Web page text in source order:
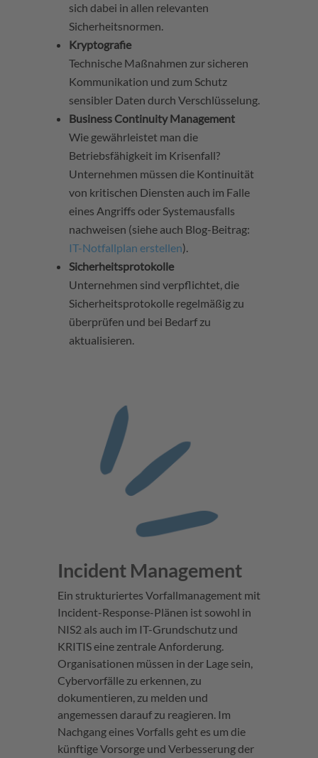
sich dabei in allen relevanten
Sicherheitsnormen.
Kryptografie
Technische Maßnahmen zur sicheren
Kommunikation und zum Schutz
sensibler Daten durch Verschlüsselung.
Business Continuity Management
Wie gewährleistet man die
Betriebsfähigkeit im Krisenfall?
Unternehmen müssen die Kontinuität
von kritischen Diensten auch im Falle
eines Angriffs oder Systemausfalls
nachweisen (siehe auch Blog-Beitrag:
IT-Notfallplan erstellen).
Sicherheitsprotokolle
Unternehmen sind verpflichtet, die
Sicherheitsprotokolle regelmäßig zu
überprüfen und bei Bedarf zu
aktualisieren.
Incident Management
Ein strukturiertes Vorfallmanagement mit
Incident-Response-Plänen ist sowohl in
NIS2 als auch im IT-Grundschutz und
KRITIS eine zentrale Anforderung.
Organisationen müssen in der Lage sein,
Cybervorfälle zu erkennen, zu
dokumentieren, zu melden und
angemessen darauf zu reagieren​. Im
Nachgang eines Vorfalls geht es um die
künftige Vorsorge und Verbesserung der